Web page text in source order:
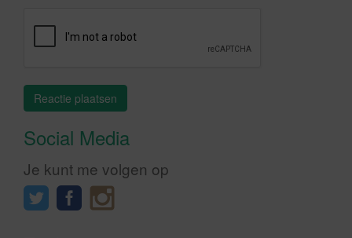
Social Media
Je kunt me volgen op